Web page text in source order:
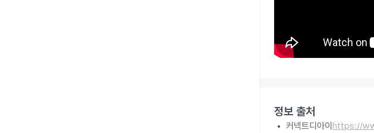
정보 출처
커넥트디아이 https://